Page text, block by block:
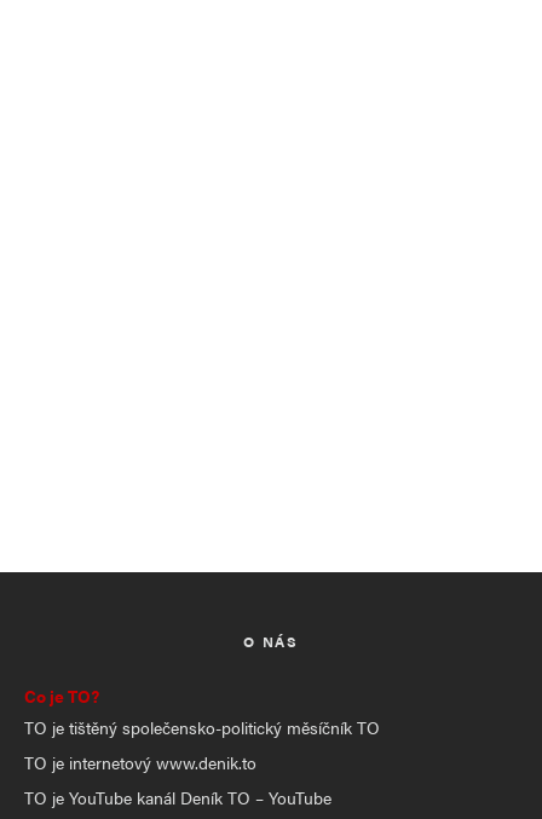
O NÁS
Co je TO?
TO je tištěný společensko-politický měsíčník TO
TO je internetový www.denik.to
TO je YouTube kanál Deník TO – YouTube